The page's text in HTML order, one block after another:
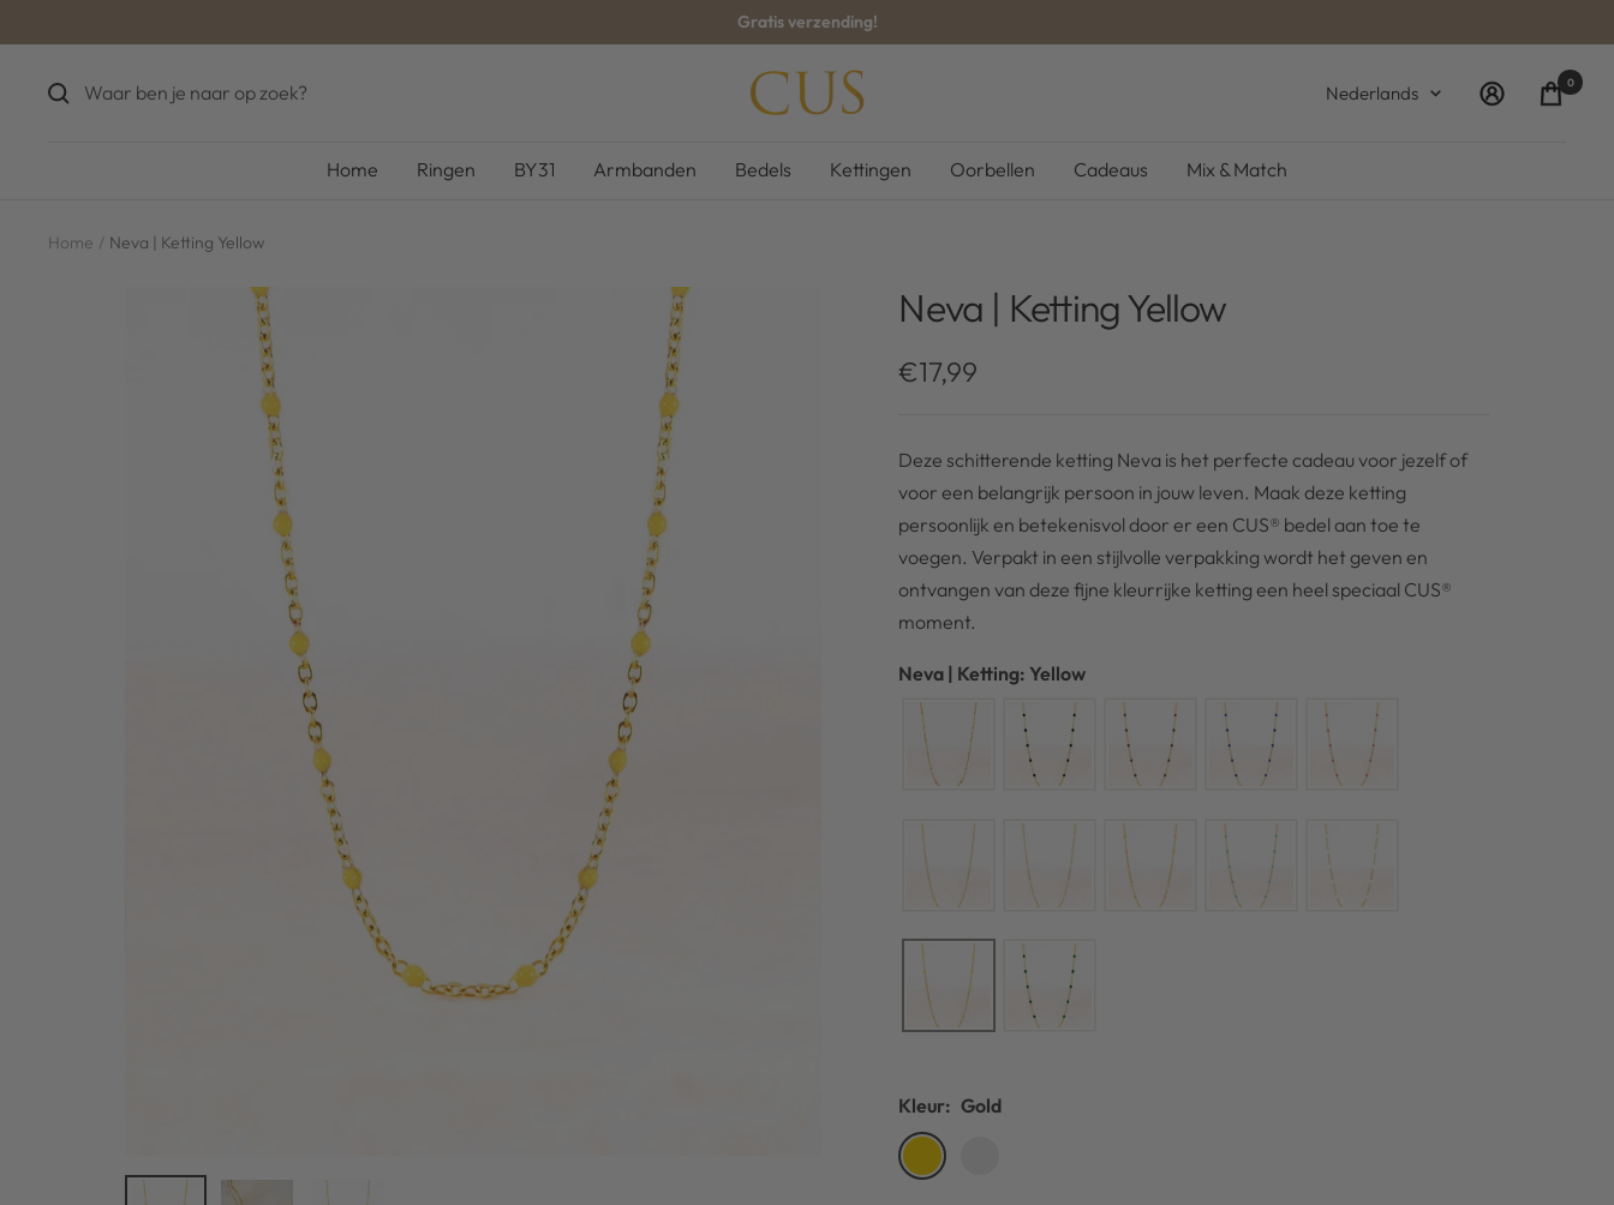
naar
inhoud
Gratis verzending!
CUS-
BOUTIQUE
Taal
Nederlands 0
Home Ringen BY31 Armbanden Bedels Kettingen Oorbellen Cadeaus Mix & Match
Home Neva | Ketting Yellow
Neva | Ketting Yellow
Kortingsprijs
€17,99
Deze schitterende ketting Neva is het perfecte cadeau voor jezelf of
voor een belangrijk persoon in jouw leven. Maak deze ketting
persoonlijk en betekenisvol door er een CUS® bedel aan toe te
voegen. Verpakt in een stijlvolle verpakking wordt het geven en
ontvangen van deze fijne kleurrijke ketting een heel speciaal CUS®
moment.
Neva | Ketting: Yellow
Kleur: Gold
Gold